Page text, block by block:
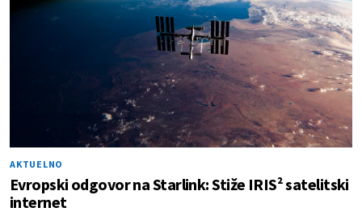
AKTUELNO
Evropski odgovor na Starlink: Stiže IRIS² satelitski
internet